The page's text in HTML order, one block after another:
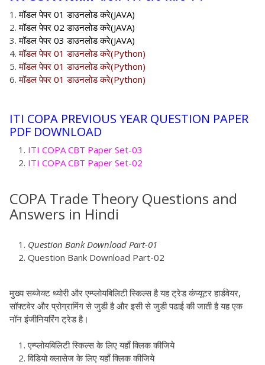
मॉडल पेपर 01 डाउनलोड करे(JAVA)
मॉडल पेपर 02 डाउनलोड करे(JAVA)
मॉडल पेपर 03 डाउनलोड करे(JAVA)
मॉडल पेपर 01 डाउनलोड करे(Python)
मॉडल पेपर 01 डाउनलोड करे(Python)
मॉडल पेपर 01 डाउनलोड करे(Python)
ITI COPA PREVIOUS YEAR QUESTION PAPER
PDF DOWNLOAD
ITI COPA CBT Paper Set-03
ITI COPA CBT Paper Set-02
COPA Trade Theory Questions and
Answers in Hindi
Question Bank Download Part-01
Question Bank Download Part-02
मुख्य सब्जेक्ट थ्योरी और एम्प्लोयबिलिटी स्किल्स है यह ट्रेड कंप्यूटर हार्डवेयर,
सॉफ्टवेर और प्रोग्रामिंग से जुडी है और इसी से जुडी पढाई की जाती है यह एक
नॉन इंजीनियरिंग ट्रेड है।
एम्प्लोयबिलिटी स्किल्स के लिए यहाँ क्लिक कीजिये
विडियो क्लासेज के लिए यहाँ क्लिक कीजिये